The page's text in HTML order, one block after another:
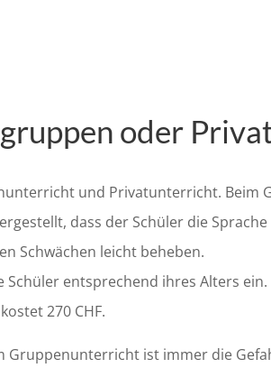
oder
und Privatunterricht.
dass der Schüler die
Schwächen leicht beheben.
entsprechend ihres Alters
270 CHF.
Gruppenunterricht ist immer die